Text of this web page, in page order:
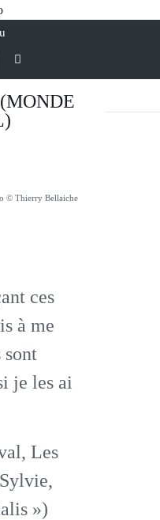
© Thierry Bellaiche
ces
à me
sont
je les ai
Les
Sylvie,
»)